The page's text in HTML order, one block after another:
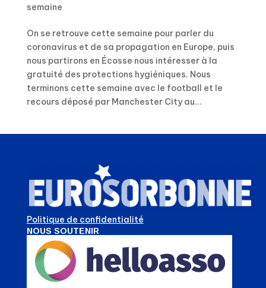
semaine
On se retrouve cette semaine pour parler du
coronavirus et de sa propagation en Europe, puis
nous partirons en Écosse nous intéresser à la
gratuité des protections hygiéniques. Nous
terminons cette semaine avec le football et le
recours déposé par Manchester City au...
Politique de confidentialité
NOUS SOUTENIR